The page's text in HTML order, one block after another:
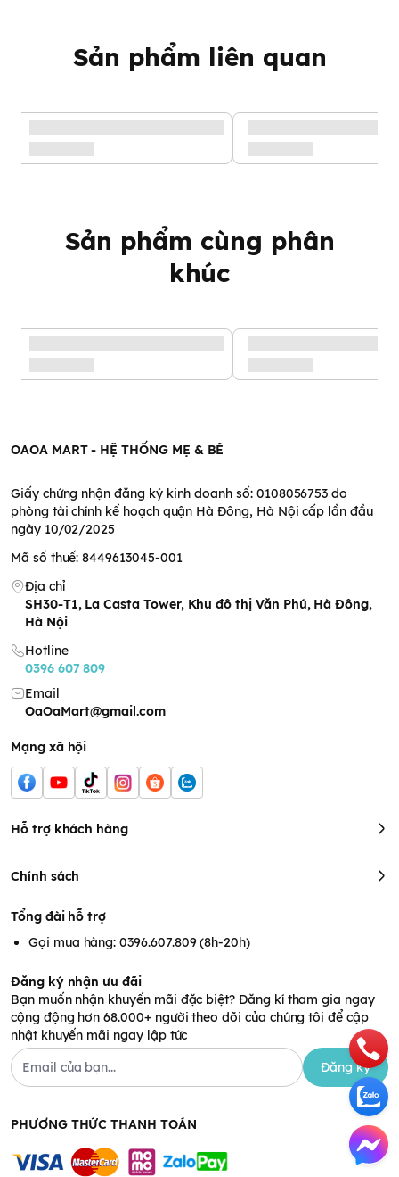
Sản phẩm liên quan
Sản phẩm cùng phân
khúc
OAOA MART - HỆ THỐNG MẸ & BÉ
Giấy chứng nhận đăng ký kinh doanh số: 0108056753 do
phòng tài chính kế hoạch quận Hà Đông, Hà Nội cấp lần đầu
ngày 10/02/2025
Mã số thuế: 8449613045-001
Địa chỉ
SH30-T1, La Casta Tower, Khu đô thị Văn Phú, Hà Đông,
Hà Nội
Hotline
0396 607 809
Email
OaOaMart@gmail.com
Mạng xã hội
Hỗ trợ khách hàng
Chính sách
Tổng đài hỗ trợ
Gọi mua hàng: 0396.607.809 (8h-20h)
Đăng ký nhận ưu đãi
Bạn muốn nhận khuyến mãi đặc biệt? Đăng kí tham gia ngay
cộng động hơn 68.000+ người theo dõi của chúng tôi để cập
nhật khuyến mãi ngay lập tức
Đăng ký
PHƯƠNG THỨC THANH TOÁN